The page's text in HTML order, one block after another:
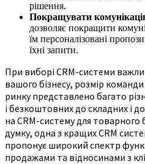
рішення.
Покращувати
дозволяє покращити
їм персоналізовані
їхні запити.
При виборі CRM-системи
вашого бізнесу, розмір
ринку представлено багато
і безкоштовних до складних і
на CRM-систему для товарного
думку, одна з кращих CRM
пропонує широкий спектр
продажами та відносинами з